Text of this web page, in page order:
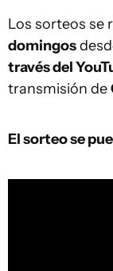
Los sorteos se
domingos
través del
transmisión de
El sorteo se